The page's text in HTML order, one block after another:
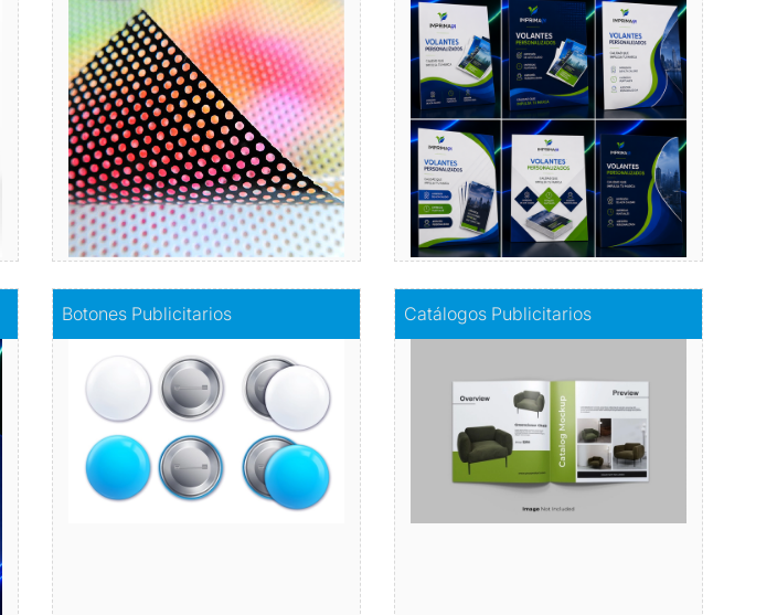
Acabados y aplicaciones para mostrar
su Marca!
Vinilos, banner, floor.
Comprar
Publicidad efectiva, presupuesto
inteligente: Nuestros volantes
publicitarios económicos, la clave
para llegar a más clientes sin romper
el banco.
Comprar
Botones Publicitarios
Lleva tu marca al siguiente nivel
Comprar
Comprar
Catálogos Publicitarios
Comprar
Comprar